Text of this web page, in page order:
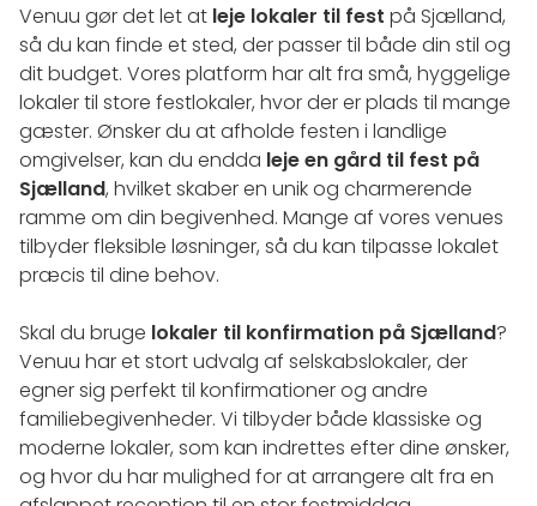
Venuu gør det let at leje lokaler til fest på Sjælland,
så du kan finde et sted, der passer til både din stil og
dit budget. Vores platform har alt fra små, hyggelige
lokaler til store festlokaler, hvor der er plads til mange
gæster. Ønsker du at afholde festen i landlige
omgivelser, kan du endda leje en gård til fest på
Sjælland, hvilket skaber en unik og charmerende
ramme om din begivenhed. Mange af vores venues
tilbyder fleksible løsninger, så du kan tilpasse lokalet
præcis til dine behov.
Skal du bruge lokaler til konfirmation på Sjælland?
Venuu har et stort udvalg af selskabslokaler, der
egner sig perfekt til konfirmationer og andre
familiebegivenheder. Vi tilbyder både klassiske og
moderne lokaler, som kan indrettes efter dine ønsker,
og hvor du har mulighed for at arrangere alt fra en